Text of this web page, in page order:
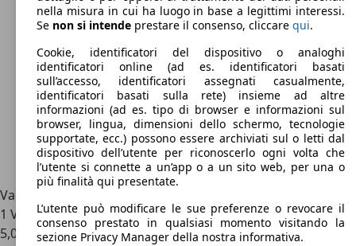
Valutazioni sul veicolo per Daihatsu Rocky
1 Valutazioni
5,0
nella misura in cui ha luogo in base a legittimi interessi.
Se non si intende prestare il consenso, cliccare qui.
Cookie, identificatori del dispositivo o analoghi
identificatori online (ad es. identificatori basati
sull’accesso, identificatori assegnati casualmente,
identificatori basati sulla rete) insieme ad altre
informazioni (ad es. tipo di browser e informazioni sul
browser, lingua, dimensioni dello schermo, tecnologie
supportate, ecc.) possono essere archiviati sul o letti dal
dispositivo dell’utente per riconoscerlo ogni volta che
l’utente si connette a un’app o a un sito web, per una o
più finalità qui presentate.
L’utente può modificare le sue preferenze o revocare il
consenso prestato in qualsiasi momento visitando la
sezione Privacy Manager della nostra informativa.